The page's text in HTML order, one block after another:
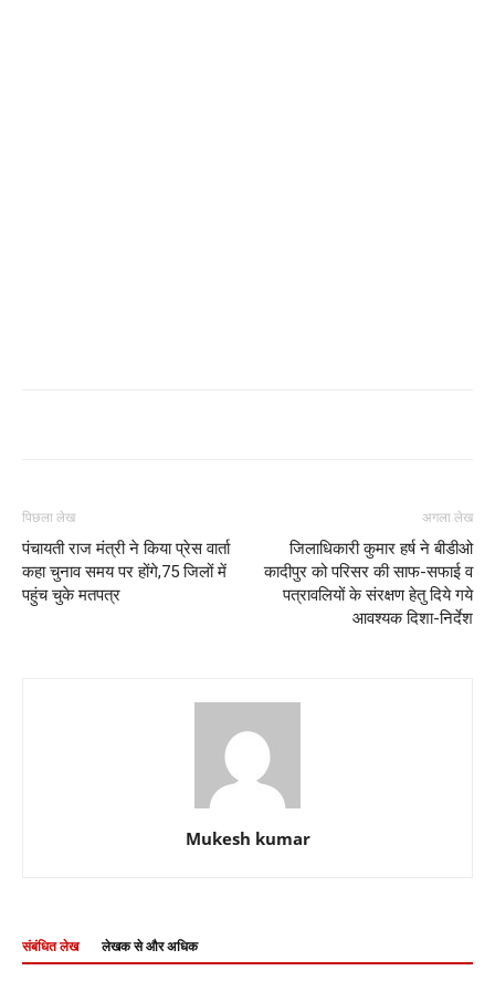
पिछला लेख
पंचायती राज मंत्री ने किया प्रेस वार्ता
कहा चुनाव समय पर होंगे,75 जिलों में
पहुंच चुके मतपत्र
अगला लेख
जिलाधिकारी कुमार हर्ष ने बीडीओ
कादीपुर को परिसर की साफ-सफाई व
पत्रावलियों के संरक्षण हेतु दिये गये
आवश्यक दिशा-निर्देश
Mukesh kumar
संबंधित लेख लेखक से और अधिक